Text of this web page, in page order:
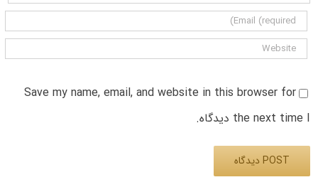
Save my name, email, and website in this browser for
the next time I دیدگاه.